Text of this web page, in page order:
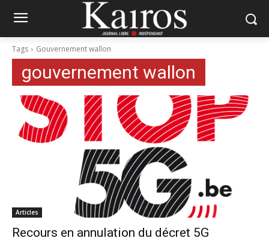
Tags Gouvernement wallon
gouvernement wallon
Articles
Recours en annulation du décret 5G